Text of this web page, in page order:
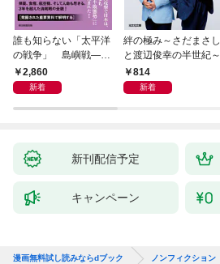
誰も知らない「太平洋
の戦争」 島嶼戦――
マッカーサーとの激闘
の真実
2,860
新着
絆の極み～さだまさし
と渡辺俊幸の半世紀～
814
新着
新刊配信予定
キャンペーン
漫画無料試し読みならdブック ノンフィクション